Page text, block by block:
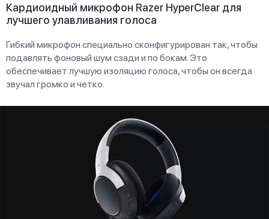
Кардиоидный микрофон Razer HyperClear для
лучшего улавливания голоса
Гибкий микрофон специально сконфигурирован так, чтобы
подавлять фоновый шум сзади и по бокам. Это
обеспечивает лучшую изоляцию голоса, чтобы он всегда
звучал громко и четко.